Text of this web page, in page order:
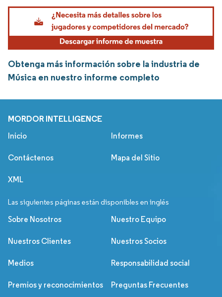
Obtenga más información sobre la industria de
Música en nuestro informe completo
MORDOR INTELLIGENCE
Inicio Informes
Contáctenos Mapa del Sitio
XML
Las siguientes páginas están disponibles en inglés
Sobre Nosotros Nuestro Equipo
Nuestros Clientes Nuestros Socios
Medios Responsabilidad social
Premios y reconocimientos Preguntas Frecuentes